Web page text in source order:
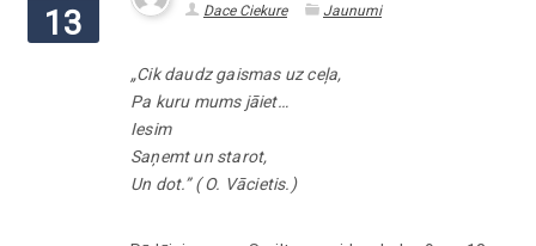
13 Dace Ciekure Jaunumi
„Cik daudz gaismas uz ceļa,
Pa kuru mums jāiet…
Iesim
Saņemt un starot,
Un dot.” ( O. Vācietis.)